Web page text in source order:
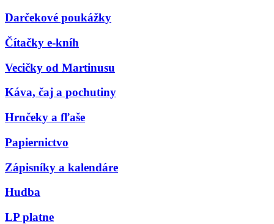
Darčekové poukážky
Čítačky e-kníh
Vecičky od Martinusu
Káva, čaj a pochutiny
Hrnčeky a fľaše
Papiernictvo
Zápisníky a kalendáre
Hudba
LP platne